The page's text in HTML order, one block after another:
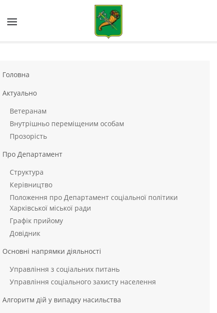
Skip to main content
Головна
Актуально
Ветеранам
Внутрішньо переміщеним особам
Прозорість
Про Департамент
Структура
Керівництво
Положення про Департамент соціальної політики
Харківської міської ради
Графік прийому
Довідник
Основні напрямки діяльності
Управління з соціальних питань
Управління соціального захисту населення
Алгоритм дій у випадку насильства